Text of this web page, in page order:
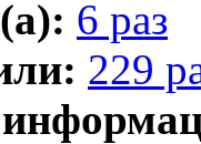
6 раз
229